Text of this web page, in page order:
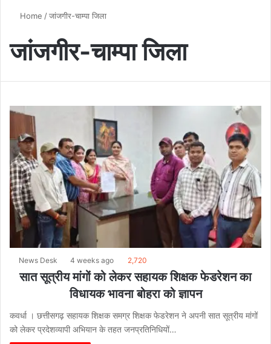
Home /जांजगीर-चाम्पा जिला
जांजगीर-चाम्पा जिला
News Desk 4 weeks ago 2,720
सात सूत्रीय मांगों को लेकर सहायक शिक्षक फेडरेशन का
विधायक भावना बोहरा को ज्ञापन
कवर्धा । छत्तीसगढ़ सहायक शिक्षक समग्र शिक्षक फेडरेशन ने अपनी सात सूत्रीय मांगों
को लेकर प्रदेशव्यापी अभियान के तहत जनप्रतिनिधियों…